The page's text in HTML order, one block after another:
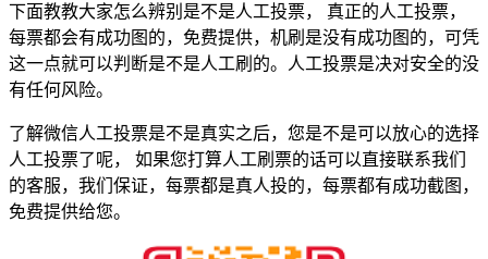
下面教教大家怎么辨别是不是人工投票， 真正的人工投票，
每票都会有成功图的，免费提供，机刷是没有成功图的，可凭
这一点就可以判断是不是人工刷的。人工投票是决对安全的没
有任何风险。
了解微信人工投票是不是真实之后，您是不是可以放心的选择
人工投票了呢， 如果您打算人工刷票的话可以直接联系我们
的客服，我们保证，每票都是真人投的，每票都有成功截图，
免费提供给您。